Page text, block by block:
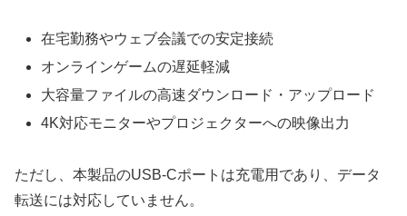
在宅勤務やウェブ会議での安定接続
オンラインゲームの遅延軽減
大容量ファイルの高速ダウンロード・アップロード
4K対応モニターやプロジェクターへの映像出力
ただし、本製品のUSB-Cポートは充電用であり、データ
転送には対応していません。